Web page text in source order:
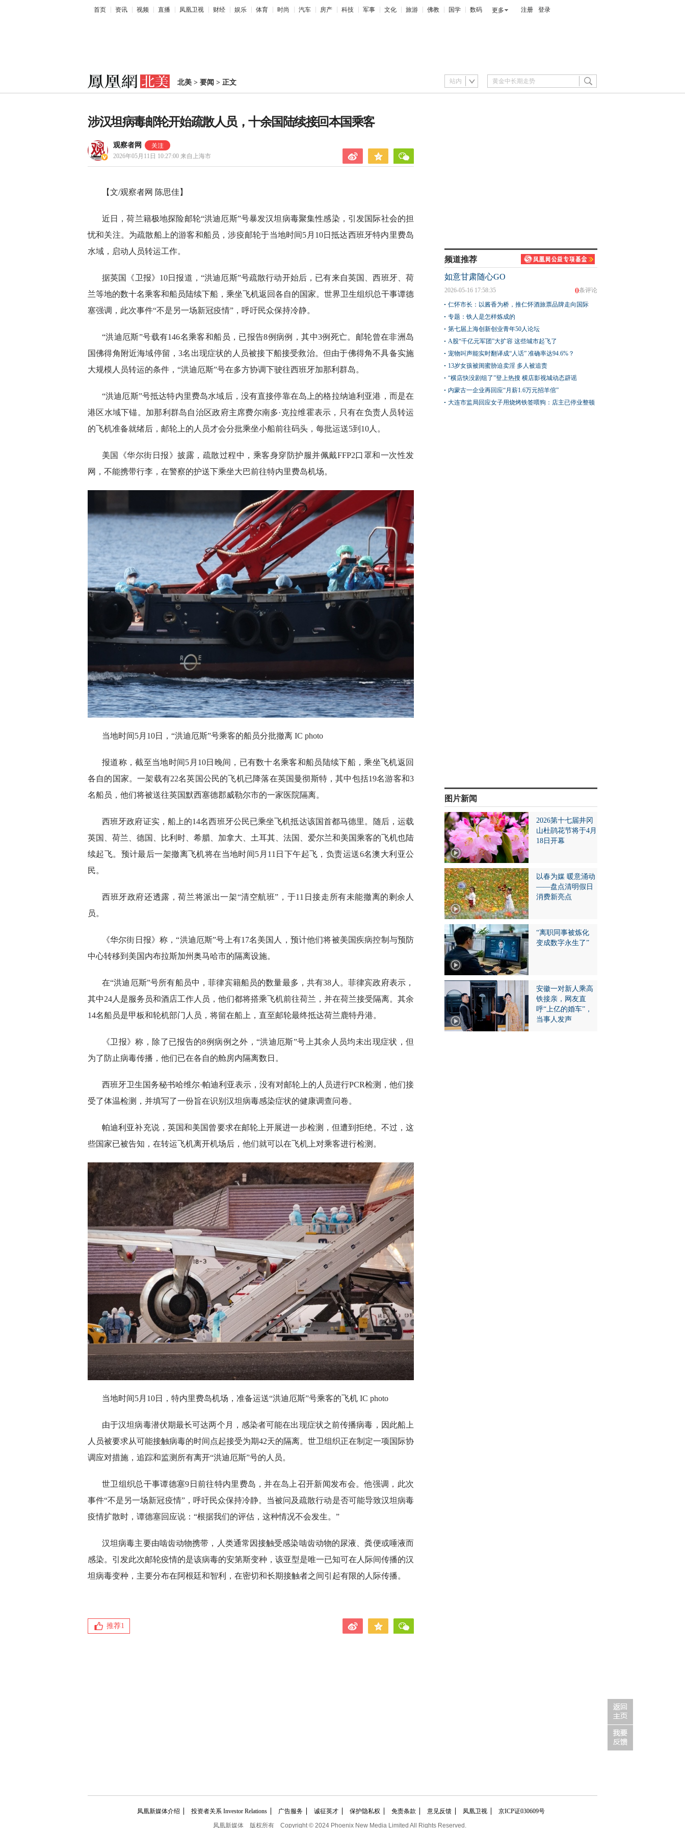
首页 资讯 视频 直播 凤凰卫视 财经 娱乐 体育 时尚 汽车 房产 科技 军事 文化 旅游 佛教 国学 数码 更多 注册 登录
北美 > 要闻 > 正文 站内
涉汉坦病毒邮轮开始疏散人员，十余国陆续接回本国乘客
观察者网
2026年05月11日 10:27:00 来自上海市
【文/观察者网 陈思佳】
近日，荷兰籍极地探险邮轮“洪迪厄斯”号暴发汉坦病毒聚集性感染，引发国际社会的担
忧和关注。为疏散船上的游客和船员，涉疫邮轮于当地时间5月10日抵达西班牙特内里费岛
水域，启动人员转运工作。
据英国《卫报》10日报道，“洪迪厄斯”号疏散行动开始后，已有来自英国、西班牙、荷
兰等地的数十名乘客和船员陆续下船，乘坐飞机返回各自的国家。世界卫生组织总干事谭德
塞强调，此次事件“不是另一场新冠疫情”，呼吁民众保持冷静。
“洪迪厄斯”号载有146名乘客和船员，已报告8例病例，其中3例死亡。邮轮曾在非洲岛
国佛得角附近海域停留，3名出现症状的人员被接下船接受救治。但由于佛得角不具备实施
大规模人员转运的条件，“洪迪厄斯”号在多方协调下驶往西班牙加那利群岛。
“洪迪厄斯”号抵达特内里费岛水域后，没有直接停靠在岛上的格拉纳迪利亚港，而是在
港区水域下锚。加那利群岛自治区政府主席费尔南多·克拉维霍表示，只有在负责人员转运
的飞机准备就绪后，邮轮上的人员才会分批乘坐小船前往码头，每批运送5到10人。
美国《华尔街日报》披露，疏散过程中，乘客身穿防护服并佩戴FFP2口罩和一次性发
网，不能携带行李，在警察的护送下乘坐大巴前往特内里费岛机场。
当地时间5月10日，“洪迪厄斯”号乘客的船员分批撤离 IC photo
报道称，截至当地时间5月10日晚间，已有数十名乘客和船员陆续下船，乘坐飞机返回
各自的国家。一架载有22名英国公民的飞机已降落在英国曼彻斯特，其中包括19名游客和3
名船员，他们将被送往英国默西塞德郡威勒尔市的一家医院隔离。
西班牙政府证实，船上的14名西班牙公民已乘坐飞机抵达该国首都马德里。随后，运载
英国、荷兰、德国、比利时、希腊、加拿大、土耳其、法国、爱尔兰和美国乘客的飞机也陆
续起飞。预计最后一架撤离飞机将在当地时间5月11日下午起飞，负责运送6名澳大利亚公
民。
西班牙政府还透露，荷兰将派出一架“清空航班”，于11日接走所有未能撤离的剩余人
员。
《华尔街日报》称，“洪迪厄斯”号上有17名美国人，预计他们将被美国疾病控制与预防
中心转移到美国内布拉斯加州奥马哈市的隔离设施。
在“洪迪厄斯”号所有船员中，菲律宾籍船员的数量最多，共有38人。菲律宾政府表示，
其中24人是服务员和酒店工作人员，他们都将搭乘飞机前往荷兰，并在荷兰接受隔离。其余
14名船员是甲板和轮机部门人员，将留在船上，直至邮轮最终抵达荷兰鹿特丹港。
《卫报》称，除了已报告的8例病例之外，“洪迪厄斯”号上其余人员均未出现症状，但
为了防止病毒传播，他们已在各自的舱房内隔离数日。
西班牙卫生国务秘书哈维尔·帕迪利亚表示，没有对邮轮上的人员进行PCR检测，他们接
受了体温检测，并填写了一份旨在识别汉坦病毒感染症状的健康调查问卷。
帕迪利亚补充说，英国和美国曾要求在邮轮上开展进一步检测，但遭到拒绝。不过，这
些国家已被告知，在转运飞机离开机场后，他们就可以在飞机上对乘客进行检测。
当地时间5月10日，特内里费岛机场，准备运送“洪迪厄斯”号乘客的飞机 IC photo
由于汉坦病毒潜伏期最长可达两个月，感染者可能在出现症状之前传播病毒，因此船上
人员被要求从可能接触病毒的时间点起接受为期42天的隔离。世卫组织正在制定一项国际协
调应对措施，追踪和监测所有离开“洪迪厄斯”号的人员。
世卫组织总干事谭德塞9日前往特内里费岛，并在岛上召开新闻发布会。他强调，此次
事件“不是另一场新冠疫情”，呼吁民众保持冷静。当被问及疏散行动是否可能导致汉坦病毒
疫情扩散时，谭德塞回应说：“根据我们的评估，这种情况不会发生。”
汉坦病毒主要由啮齿动物携带，人类通常因接触受感染啮齿动物的尿液、粪便或唾液而
感染。引发此次邮轮疫情的是该病毒的安第斯变种，该亚型是唯一已知可在人际间传播的汉
坦病毒变种，主要分布在阿根廷和智利，在密切和长期接触者之间引起有限的人际传播。
推荐1
频道推荐
如意甘肃随心GO
0条评论
2026-05-16 17:58:35
仁怀市长：以酱香为桥，推仁怀酒旅票品牌走向国际
专题：铁人是怎样炼成的
第七届上海创新创业青年50人论坛
A股“千亿元军团”大扩容 这些城市起飞了
宠物叫声能实时翻译成“人话” 准确率达94.6%？
13岁女孩被闺蜜胁迫卖淫 多人被追责
“横店快没剧组了”登上热搜 横店影视城动态辟谣
内蒙古一企业再回应“月薪1.6万元招羊倌”
大连市监局回应女子用烧烤铁签喂狗：店主已停业整顿
图片新闻
2026第十七届井冈
山杜鹃花节将于4月
18日开幕
以春为媒 暖意涌动
——盘点清明假日
消费新亮点
“离职同事被炼化
变成数字永生了”
安徽一对新人乘高
铁接亲，网友直
呼“上亿的婚车”，
当事人发声
凤凰新媒体介绍 投资者关系 Investor Relations 广告服务 诚征英才 保护隐私权 免责条款 意见反馈 凤凰卫视
京ICP证030609号
凤凰新媒体
版权所有 Copyright © 2024 Phoenix New Media Limited All Rights Reserved.